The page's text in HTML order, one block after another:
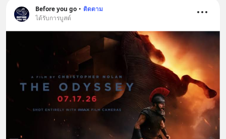
Before you go • ติดตาม
ได้รับการบูสต์